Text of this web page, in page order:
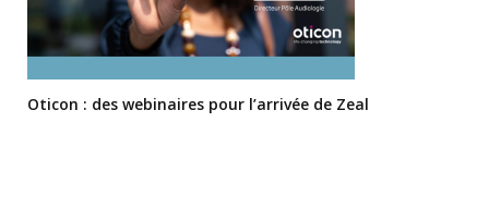
Oticon : des webinaires pour l’arrivée de Zeal